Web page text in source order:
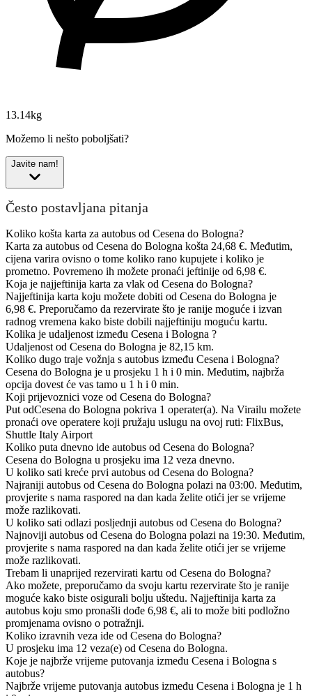
13.14kg
Možemo li nešto poboljšati?
Javite nam!
Često postavljana pitanja
Koliko košta karta za autobus od Cesena do Bologna?
Karta za autobus od Cesena do Bologna košta 24,68 €. Međutim,
cijena varira ovisno o tome koliko rano kupujete i koliko je
prometno. Povremeno ih možete pronaći jeftinije od 6,98 €.
Koja je najjeftinija karta za vlak od Cesena do Bologna?
Najjeftinija karta koju možete dobiti od Cesena do Bologna je
6,98 €. Preporučamo da rezervirate što je ranije moguće i izvan
radnog vremena kako biste dobili najjeftiniju moguću kartu.
Kolika je udaljenost između Cesena i Bologna ?
Udaljenost od Cesena do Bologna je 82,15 km.
Koliko dugo traje vožnja s autobus između Cesena i Bologna?
Cesena do Bologna je u prosjeku 1 h i 0 min. Međutim, najbrža
opcija dovest će vas tamo u 1 h i 0 min.
Koji prijevoznici voze od Cesena do Bologna?
Put odCesena do Bologna pokriva 1 operater(a). Na Virailu možete
pronaći ove operatere koji pružaju uslugu na ovoj ruti: FlixBus,
Shuttle Italy Airport
Koliko puta dnevno ide autobus od Cesena do Bologna?
Cesena do Bologna u prosjeku ima 12 veza dnevno.
U koliko sati kreće prvi autobus od Cesena do Bologna?
Najraniji autobus od Cesena do Bologna polazi na 03:00. Međutim,
provjerite s nama raspored na dan kada želite otići jer se vrijeme
može razlikovati.
U koliko sati odlazi posljednji autobus od Cesena do Bologna?
Najnoviji autobus od Cesena do Bologna polazi na 19:30. Međutim,
provjerite s nama raspored na dan kada želite otići jer se vrijeme
može razlikovati.
Trebam li unaprijed rezervirati kartu od Cesena do Bologna?
Ako možete, preporučamo da svoju kartu rezervirate što je ranije
moguće kako biste osigurali bolju uštedu. Najjeftinija karta za
autobus koju smo pronašli dođe 6,98 €, ali to može biti podložno
promjenama ovisno o potražnji.
Koliko izravnih veza ide od Cesena do Bologna?
U prosjeku ima 12 veza(e) od Cesena do Bologna.
Koje je najbrže vrijeme putovanja između Cesena i Bologna s
autobus?
Najbrže vrijeme putovanja autobus između Cesena i Bologna je 1 h